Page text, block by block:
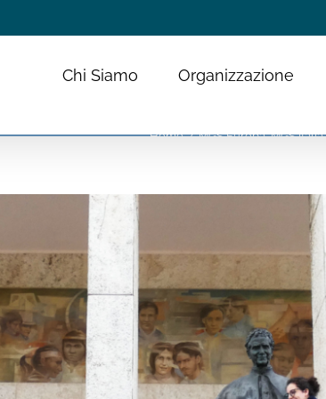
Chi Siamo Organizzazione
Home MGS Europa MGS Italia